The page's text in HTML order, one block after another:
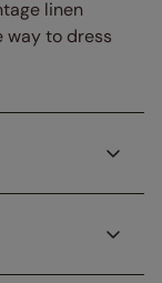
linen
way to dress